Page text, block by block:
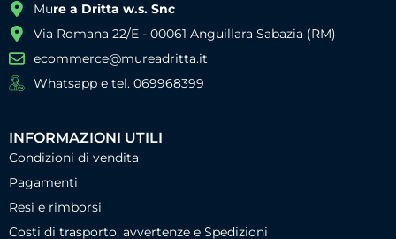
Mure a Dritta w.s. Snc
Via Romana 22/E - 00061 Anguillara Sabazia (RM)
ecommerce@mureadritta.it
Whatsapp e tel. 069968399
INFORMAZIONI UTILI
Condizioni di vendita
Pagamenti
Resi e rimborsi
Costi di trasporto, avvertenze e Spedizioni